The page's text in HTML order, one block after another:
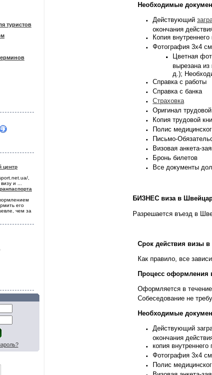
туристов
центр
,
и ...
его
чем за
Необходимые
Действующий
окончания
Копия внутреннего
Фотография 3х4
Цветная
вырезана из
д.);
Справка с работы
Справка с банка
Страховка
Оригинал
Копия трудовой
Полис
Письмо-
Визовая анкета-
Бронь билетов
Все документы
БИЗНЕС виза в
Разрешается въезд в
Срок действия визы
Как правило, все
Процесс
Оформляется в
Собеседование не
Необходимые
Действующий
окончания
копия внутреннего
Фотография 3х4
Полис